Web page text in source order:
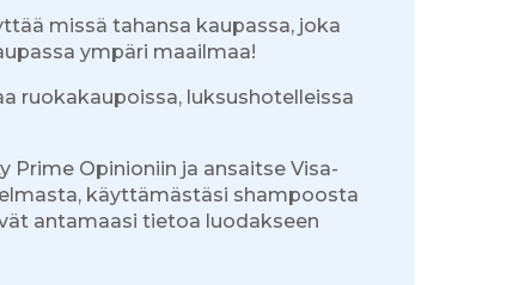
missä tahansa kaupassa, joka
ympäri maailmaa!
ruokakaupoissa, luksushotelleissa
Opinioniin ja ansaitse Visa-
käyttämästäsi shampoosta
antamaasi tietoa luodakseen